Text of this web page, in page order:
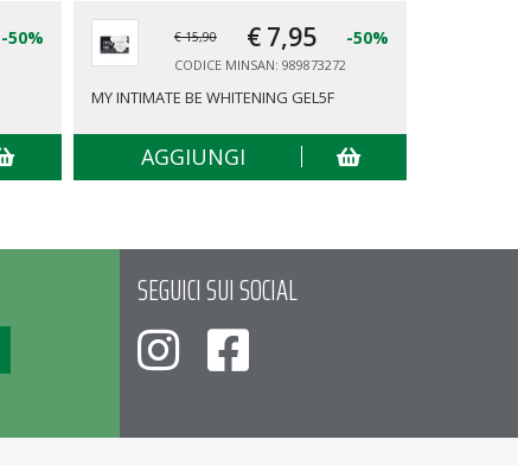
-50% € 15,90 € 7,95 -50%
CODICE MINSAN: 989873272
MY INTIMATE BE WHITENING GEL5F
AGGIUNGI
SEGUICI SUI SOCIAL